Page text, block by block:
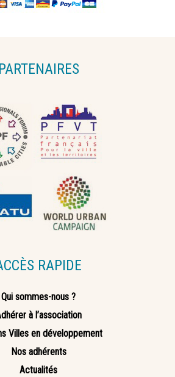
PARTENAIRES
RAPIDE
Qui sommes-nous ?
à l’association
Villes en développement
Nos adhérents
Actualités